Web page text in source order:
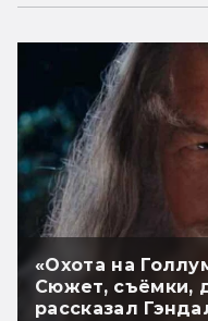
«Охота на
Сюжет, съёмки,
рассказал